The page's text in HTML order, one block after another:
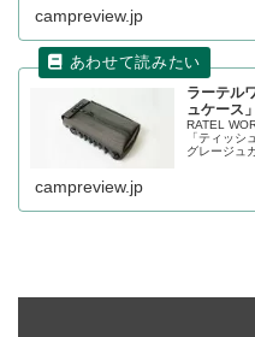
ーズ」のコ
campreview.jp
ラーテル
ュケース
RATEL
「ティッ
グレージュ
campreview.jp